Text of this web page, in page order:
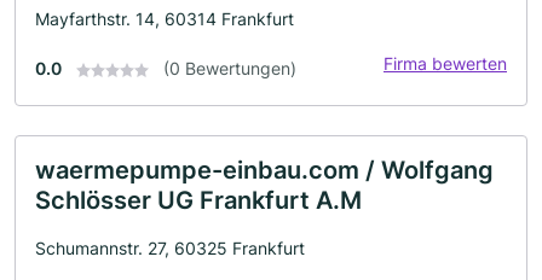
Mayfarthstr. 14, 60314 Frankfurt
0.0 (0 Bewertungen) Firma bewerten
waermepumpe-einbau.com / Wolfgang
Schlösser UG Frankfurt A.M
Schumannstr. 27, 60325 Frankfurt